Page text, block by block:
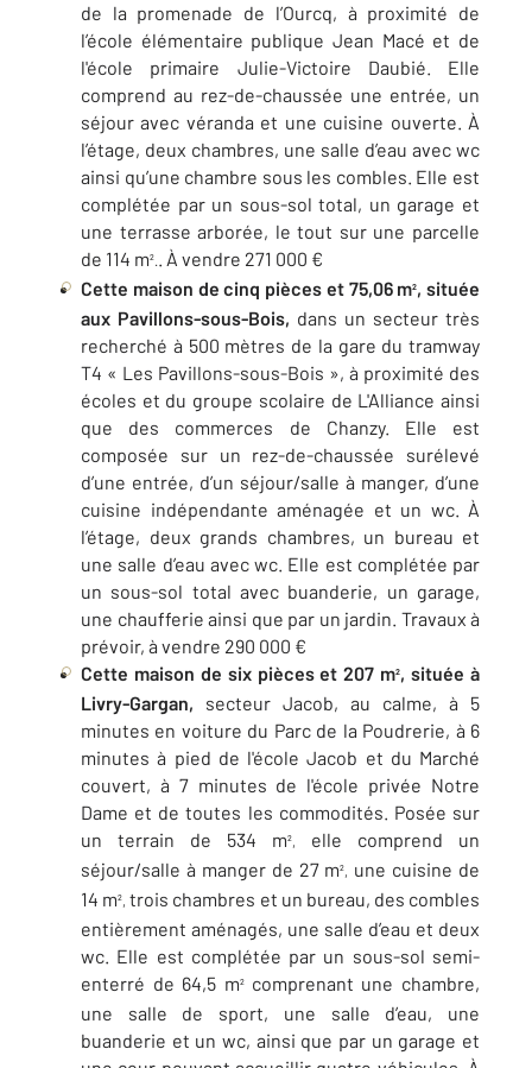
de la promenade de l’Ourcq, à proximité de
l’école élémentaire publique Jean Macé et de
l'école primaire Julie-Victoire Daubié. Elle
comprend au rez-de-chaussée une entrée, un
séjour avec véranda et une cuisine ouverte. À
l’étage, deux chambres, une salle d’eau avec wc
ainsi qu’une chambre sous les combles. Elle est
complétée par un sous-sol total, un garage et
une terrasse arborée, le tout sur une parcelle
de 114 m². . À vendre 271 000 €
Cette maison de cinq pièces et 75,06 m², située
aux Pavillons-sous-Bois, dans un secteur très
recherché à 500 mètres de la gare du tramway
T4 « Les Pavillons-sous-Bois », à proximité des
écoles et du groupe scolaire de L'Alliance ainsi
que des commerces de Chanzy. Elle est
composée sur un rez-de-chaussée surélevé
d’une entrée, d’un séjour/salle à manger, d’une
cuisine indépendante aménagée et un wc. À
l’étage, deux grands chambres, un bureau et
une salle d’eau avec wc. Elle est complétée par
un sous-sol total avec buanderie, un garage,
une chaufferie ainsi que par un jardin. Travaux à
prévoir, à vendre 290 000 €
Cette maison de six pièces et 207 m², située à
Livry-Gargan, secteur Jacob, au calme, à 5
minutes en voiture du Parc de la Poudrerie, à 6
minutes à pied de l'école Jacob et du Marché
couvert, à 7 minutes de l'école privée Notre
Dame et de toutes les commodités. Posée sur
un terrain de 534 m²,
elle comprend un
séjour/salle à manger de 27 m², une cuisine de
14 m², trois chambres et un bureau, des combles
entièrement aménagés, une salle d’eau et deux
wc. Elle est complétée par un sous-sol semi-
enterré de 64,5 m² comprenant une chambre,
une salle de sport, une salle d’eau, une
buanderie et un wc, ainsi que par un garage et